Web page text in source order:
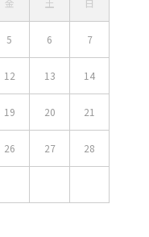
金 土 日
5 6 7
12 13 14
19 20 21
26 27 28